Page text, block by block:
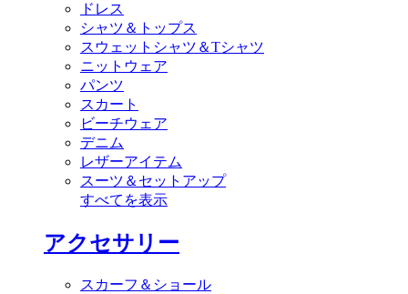
ドレス
シャツ＆トップス
スウェットシャツ＆Tシャツ
ニットウェア
パンツ
スカート
ビーチウェア
デニム
レザーアイテム
スーツ＆セットアップ
すべてを表示
アクセサリー
スカーフ＆ショール